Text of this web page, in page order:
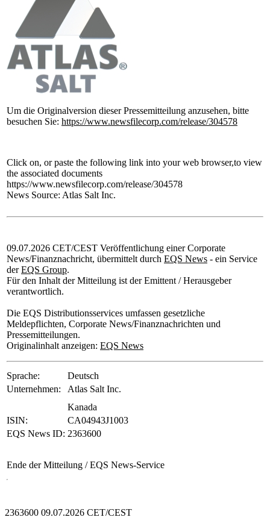
Um die Originalversion dieser Pressemitteilung anzusehen, bitte
besuchen Sie: https://www.newsfilecorp.com/release/304578
Click on, or paste the following link into your web browser,to view
the associated documents
https://www.newsfilecorp.com/release/304578
News Source: Atlas Salt Inc.
09.07.2026 CET/CEST Veröffentlichung einer Corporate
News/Finanznachricht, übermittelt durch EQS News - ein Service
derEQS Group.
Für den Inhalt der Mitteilung ist der Emittent / Herausgeber
verantwortlich.
Die EQS Distributionsservices umfassen gesetzliche
Meldepflichten, Corporate News/Finanznachrichten und
Pressemitteilungen.
Originalinhalt anzeigen: EQS News
Sprache:
Deutsch
Unternehmen:
Atlas Salt Inc.
Kanada
ISIN:
CA04943J1003
EQS News ID: 2363600
Ende der Mitteilung / EQS News-Service
2363600 09.07.2026 CET/CEST